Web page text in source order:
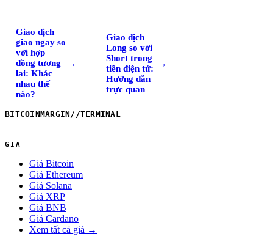
Giao dịch
giao ngay so
với hợp
đồng tương
lai: Khác
nhau thế
nào?
→
Giao dịch
Long so với
Short trong
tiền điện tử:
Hướng dẫn
trực quan
→
BITCOINMARGIN//TERMINAL
GIÁ
Giá Bitcoin
Giá Ethereum
Giá Solana
Giá XRP
Giá BNB
Giá Cardano
Xem tất cả giá →